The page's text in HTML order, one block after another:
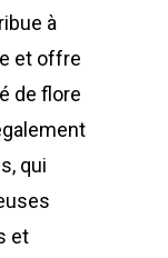
à
et offre
de flore
qui
et